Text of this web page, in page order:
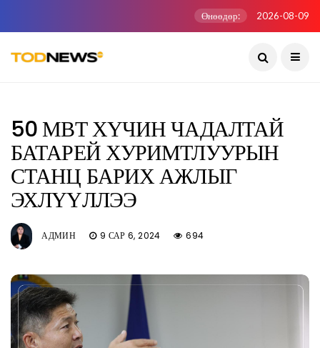
Өнөөдөр: 2026-08-09
50 МВТ ХҮЧИН ЧАДАЛТАЙ
БАТАРЕЙ ХУРИМТЛУУРЫН
СТАНЦ БАРИХ АЖЛЫГ
ЭХЛҮҮЛЛЭЭ
АДМИН 9 САР 6, 2024 694